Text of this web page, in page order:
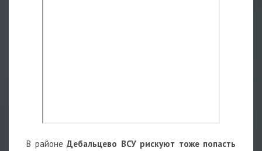
В районе Дебальцево ВСУ рискуют тоже попасть